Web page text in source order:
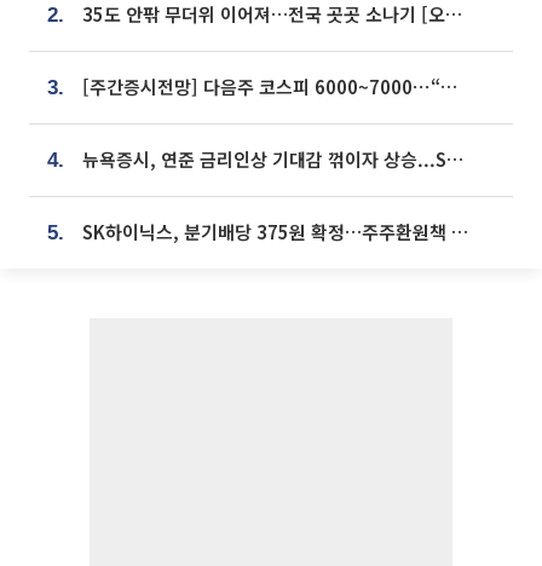
2. 35도 안팎 무더위 이어져…전국 곳곳 소나기 [오늘 날씨]
3. [주간증시전망] 다음주 코스피 6000~7000⋯“外人 수급은 정책이 변수”
4. 뉴욕증시, 연준 금리인상 기대감 꺾이자 상승...S&P500 사상 최고치 [종합]
5. SK하이닉스, 분기배당 375원 확정…주주환원책 9월로 앞당겨 발표